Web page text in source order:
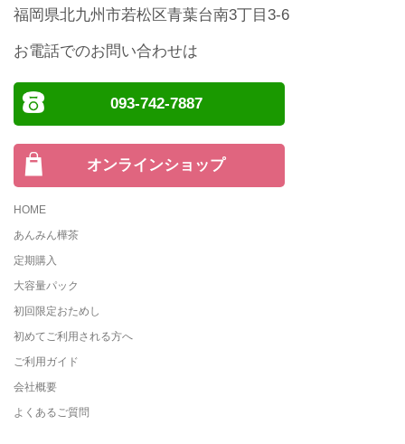
福岡県北九州市若松区青葉台南3丁目3-6
お電話でのお問い合わせは
093-742-7887
オンラインショップ
HOME
あんみん樺茶
定期購入
大容量パック
初回限定おためし
初めてご利用される方へ
ご利用ガイド
会社概要
よくあるご質問